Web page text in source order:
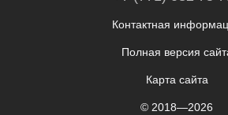
Контактная
Полная версия
Карта сайта
© 2018—2026